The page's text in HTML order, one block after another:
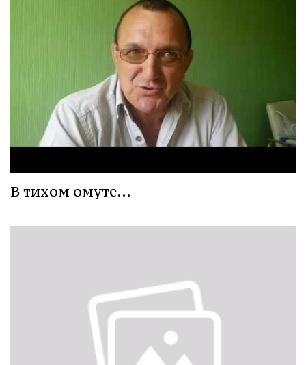
В тихом омуте…